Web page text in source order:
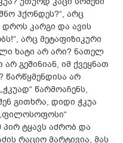
ჰქონდეს?“, არც
დროს კარგი და ავის
არც მეტაფიზიკური
ხატი არ არი? ნათელ
გეშინიან, იმ ქვეყნათ
წარწყმენდისა არ
წარმოაჩენს,
გითხრა, დიდი ჭკუა
პირ ტყავს აძრობ და
რაციო მარტივია, მას